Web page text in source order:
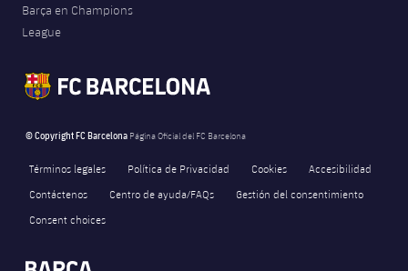
Barça en Champions
League
© Copyright FC Barcelona Página Oficial del FC Barcelona
Términos legales Política de Privacidad Cookies
Accesibilidad
Contáctenos
Centro de ayuda/FAQs
Gestión del consentimiento
Consent choices